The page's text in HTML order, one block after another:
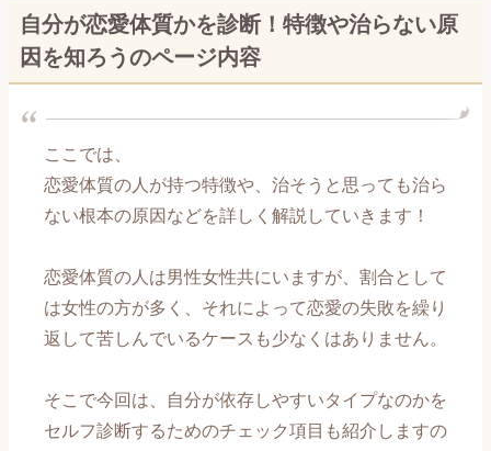
恋愛メール講座～復縁編～
【自分磨き編】記事一覧
【出会い編】記事一覧
【告白編】記事一覧
【長続き編】記事一覧
自分が恋愛体質かを診断！特徴や治らない原
因を知ろうのページ内容
ここでは、
恋愛体質の人が持つ特徴や、治そうと思っても治ら
ない根本の原因などを詳しく解説していきます！
恋愛体質の人は男性女性共にいますが、割合として
は女性の方が多く、それによって恋愛の失敗を繰り
返して苦しんでいるケースも少なくはありません。
そこで今回は、自分が依存しやすいタイプなのかを
セルフ診断するためのチェック項目も紹介しますの